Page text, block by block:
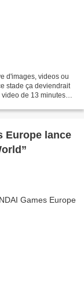
d'images, videos ou
stade ça deviendrait
de 13 minutes
Europe lance